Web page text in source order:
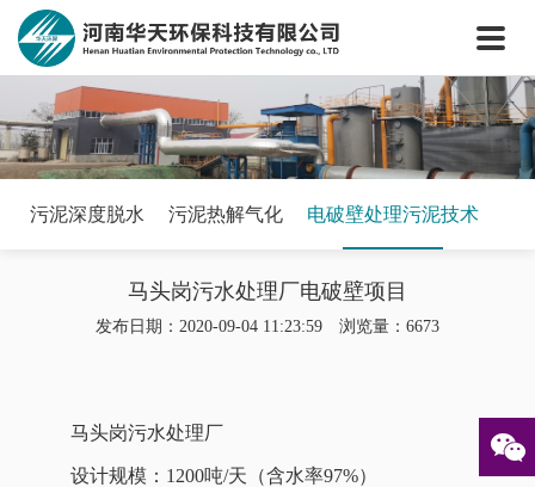
网站首页
关于我们
核心技术
新闻中心
工程案例
污泥深度脱水 污泥热解气化 电破壁处理污泥技术
马头岗污水处理厂电破壁项目
发布日期：2020-09-04 11:23:59 浏览量：6673
马头岗污水处理厂
设计规模：1200吨/天（含水率97%）